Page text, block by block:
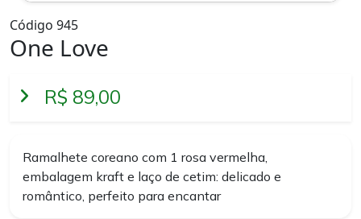
Código 945
One Love
R$ 89,00
Ramalhete coreano com 1 rosa vermelha,
embalagem kraft e laço de cetim: delicado e
romântico, perfeito para encantar